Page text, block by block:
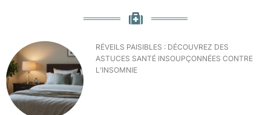
RÉVEILS PAISIBLES : DÉCOUVREZ DES
ASTUCES SANTÉ INSOUPÇONNÉES CONTRE
L’INSOMNIE